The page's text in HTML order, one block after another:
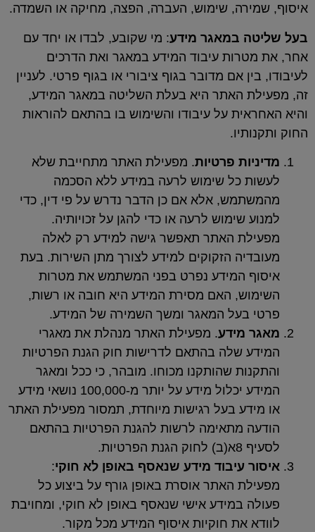
שימוש, העברה, הפצה, מחיקה או השמדה.
מידע : מי שקובע, לבדו או יחד עם
עיבוד המידע במאגר ואת הדרכים
אם מדובר בגוף ציבורי או בגוף פרטי. לעניין
האתר היא בעלת השליטה במאגר המידע,
על עיבודו והשימוש בו בהתאם להוראות
פרטיות. מפעילת האתר מתחייבת שלא
כל שימוש לרעה במידע ללא הסכמה
אלא אם כן הדבר נדרש על פי דין, כדי
לרעה או כדי להגן על זכויותיה.
האתר תאפשר גישה למידע רק לאלה
הזקוקים למידע לצורך מתן השירות. בעת
המידע נפרט בפני המשתמש את מטרות
האם מסירת המידע היא חובה או רשות,
המאגר ומשך השמירה של המידע.
. מפעילת האתר מנהלת את מאגרי
שלה בהתאם לדרישות חוק הגנת הפרטיות
שהותקנו מכוחו. מובהר, כי ככל ומאגר
המידע יכלול מידע על יותר מ-100,000 נושאי מידע
בעל רגישות מיוחדת, תמסור מפעילת האתר
מתאימה לרשות להגנת הפרטיות בהתאם
מידע שנאסף באופן לא חוקי:
האתר אוסרת באופן גורף על ביצוע כל
אישי שנאסף באופן לא חוקי, ומחויבת
חוקיות איסוף המידע מכל מקור.